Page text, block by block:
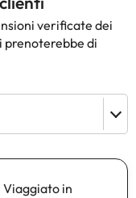
verificate dei
prenoterebbe di